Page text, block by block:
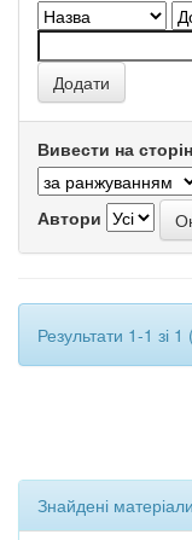
Вивести на
Автори
Результати 1-1 зі
Знайдені